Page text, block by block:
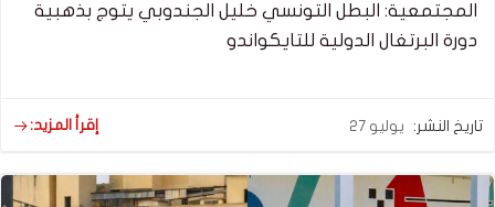
المجتمعية: البطل التونسي خليل الجندوبي يتوج بذهبية
دورة البرتغال الدولية للتايكواندو
تاريخ النشر: يوليو 27 إقرأ المزيد: